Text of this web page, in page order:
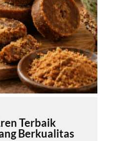
Terbaik
Berkualitas